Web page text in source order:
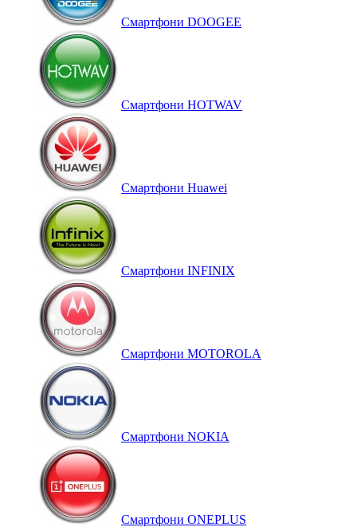
Смартфони DOOGEE
Смартфони HOTWAV
Смартфони Huawei
Смартфони INFINIX
Смартфони MOTOROLA
Смартфони NOKIA
Смартфони ONEPLUS